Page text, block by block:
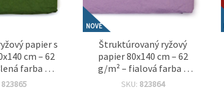
papier s
cm – 62
farba –
decoupage,
823865
NOVÉ
Štruktúrovaný ryžový
papier 80x140 cm – 62
g/m² – fialová farba –
ideálny na decoupage,
SKU: 823864